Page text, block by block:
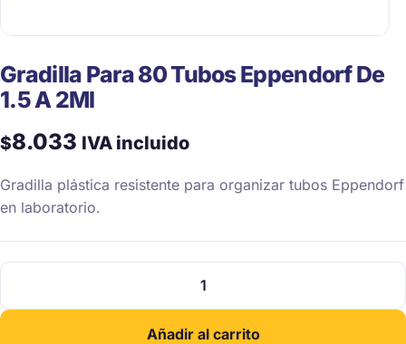
Gradilla Para 80 Tubos Eppendorf De
1.5 A 2Ml
$8.033 IVA incluido
Gradilla plástica resistente para organizar tubos Eppendorf
en laboratorio.
Gradilla
80
Añadir al carrito